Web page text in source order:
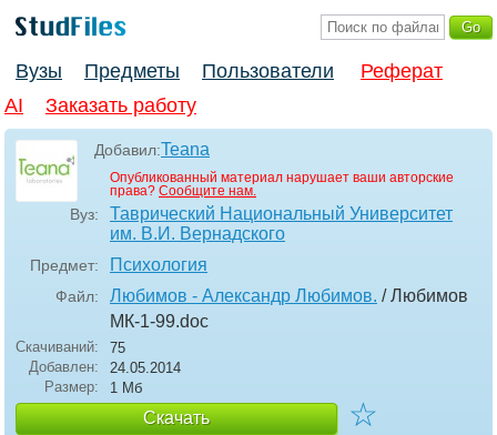
Вузы Предметы Пользователи
Реферат
AI
Заказать работу
Добавил:Teana
Опубликованный материал нарушает ваши авторские
права? Сообщите нам.
Вуз:
Таврический Национальный Университет
им. В.И. Вернадского
Предмет: Психология
Файл: Любимов - Александр Любимов. / Любимов
МК-1-99.doc
Скачиваний:
75
Добавлен:
24.05.2014
Размер:
1 Мб
Скачать ☆